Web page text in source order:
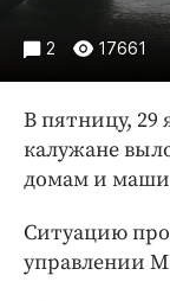
Клиника
Бренд
2 17661
В пятницу, 29
калужане
домам и
Ситуацию
управлении